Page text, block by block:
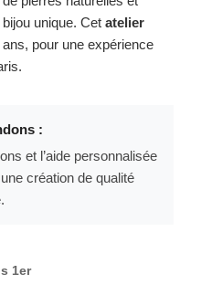
unique. Cet atelier
pour une expérience
:
et l’aide personnalisée
création de qualité
1er